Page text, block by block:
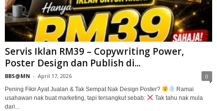
Servis Iklan RM39 – Copywriting Power,
Poster Design dan Publish di...
BBS@MN - April 17, 2026 0
Pening Fikir Ayat Jualan & Tak Sempat Nak Design Poster?
Ramai
usahawan nak buat marketing, tapi tersangkut sebab:
Tak tahu nak mula
dari...